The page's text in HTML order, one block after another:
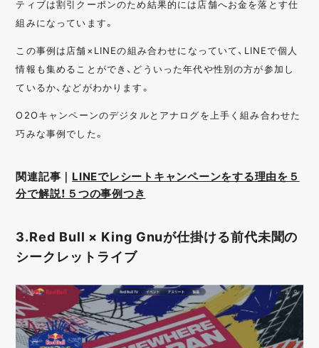
ティブは割引クーポンのため結果的には店舗へお金を落とす仕
組みになっています。
この事例は店舗×LINEの組み合わせになっていて、LINEで個人
情報も集めることができ、どういった年代や性別の方が参加し
ているか、などがわかります。
O2Oキャンペーンのデジタルとアナログを上手く組み合わせた
巧みな事例でした。
関連記事｜ LINEでレシートキャンペーンをする理由を５
分で解説！５つの事例つき
3.Red Bull × King Gnuが仕掛ける前代未聞の
シークレットライブ